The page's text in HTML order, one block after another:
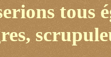
tous